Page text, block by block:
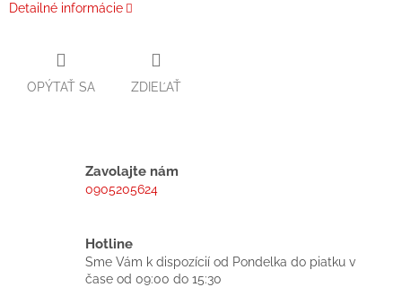
Detailné informácie
OPÝTAŤ SA ZDIEĽAŤ
Zavolajte nám
0905205624
Hotline
Sme Vám k dispozícií od Pondelka do piatku v
čase od 09:00 do 15:30